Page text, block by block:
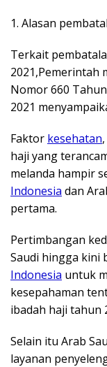
1. Alasan
Terkait
2021,Pemerintah
Nomor 660
2021
Faktor kesehatan,
haji yang
melanda hampir
Indonesia dan
pertama.
Pertimbangan
Saudi hingga kini
Indonesia untuk
kesepahaman
ibadah haji tahun
Selain itu Arab
layanan